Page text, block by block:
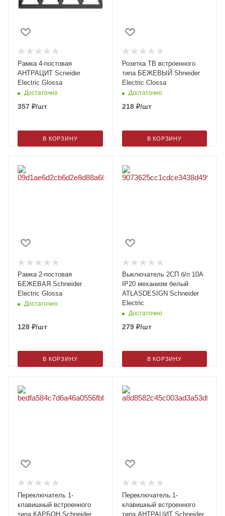
Рамка 4-постовая
АНТРАЦИТ Scneider
Electric Glossa
Достаточно
357 ₽/шт
В КОРЗИНУ
Розетка ТВ встроенного
типа БЕЖЕВЫЙ Shneider
Electric Clossa
Достаточно
218₽/шт
В КОРЗИНУ
Рамка 2-постовая
БЕЖЕВАЯ Schneider
Electric Glossa
Достаточно
128 ₽/шт
В КОРЗИНУ
Выключатель 2СП б/п 10А
IP20 механизм белый
ATLASDESIGN Schneider
Electric
Достаточно
279₽/шт
В КОРЗИНУ
Переключатель 1-
клавишный встроенного
типа КАРБОН Schneider
Переключатель 1-
клавишный встроенного
типа АНТРАЦИТ Schneider